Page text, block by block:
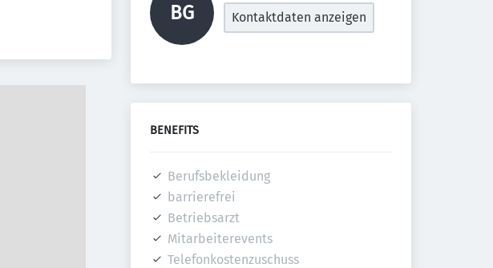
BG
Kontaktdaten anzeigen
BENEFITS
Berufsbekleidung
barrierefrei
Betriebsarzt
Mitarbeiterevents
Telefonkostenzuschuss